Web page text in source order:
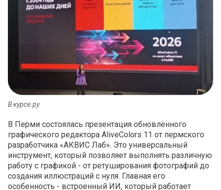
В курсе.ру
В Перми состоялась презентация обновлённого
графического редактора AliveColors 11 от пермского
разработчика «АКВИС Лаб». Это универсальный
инструмент, который позволяет выполнять различную
работу с графикой - от ретуширования фотографий до
создания иллюстраций с нуля. Главная его
особенность - встроенный ИИ, который работает